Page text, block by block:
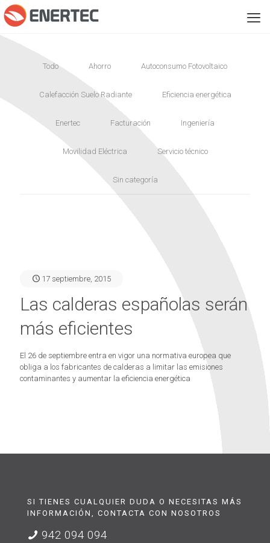
Todo Ahorro Autoconsumo Fotovoltaico
Calefacción Suelo Radiante Eficiencia energética
Enertec Facturación Ingeniería
Movilidad Eléctrica Servicio técnico
Sin categoría
17 septiembre, 2015
Las calderas españolas serán
más eficientes
El 26 de septiembre entra en vigor una normativa europea que
obliga a los fabricantes de calderas a limitar las emisiones
contaminantes y aumentar la eficiencia energética
SI TIENES CUALQUIER DUDA O NECESITAS MÁS
INFORMACIÓN, CONTACTA CON NOSOTROS
942 094 094